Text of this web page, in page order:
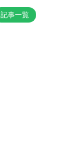
記事一覧